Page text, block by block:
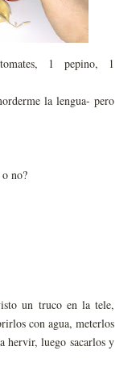
1 pepino, 1
la lengua- pero
no?
un truco en la tele,
con agua, meterlos
hervir, luego sacarlos y